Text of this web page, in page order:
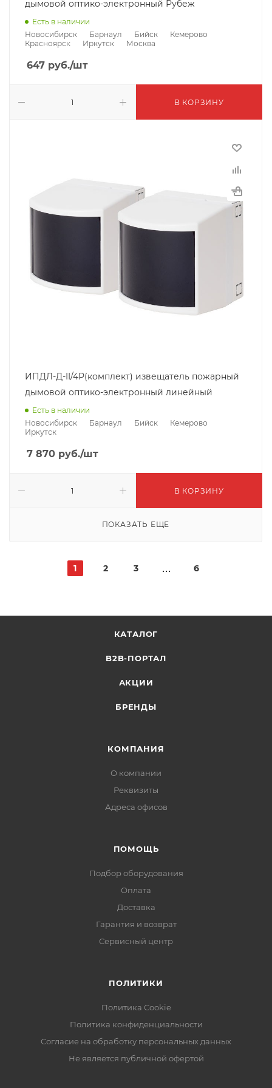
дымовой оптико-электронный Рубеж
Есть в наличии
Новосибирск
Барнаул Бийск
Кемерово
Красноярск
Иркутск Москва
647 руб./шт
В КОРЗИНУ
ИПДЛ-Д-II/4Р(комплект) извещатель пожарный
дымовой оптико-электронный линейный
Есть в наличии
Новосибирск
Барнаул Бийск
Кемерово
Иркутск
7 870 руб./шт
В КОРЗИНУ
ПОКАЗАТЬ ЕЩЕ
1 2 3 6
КАТАЛОГ
B2B-ПОРТАЛ
АКЦИИ
БРЕНДЫ
КОМПАНИЯ
О компании
Реквизиты
Адреса офисов
ПОМОЩЬ
Подбор оборудования
Оплата
Доставка
Гарантия и возврат
Сервисный центр
ПОЛИТИКИ
Политика Cookie
Политика конфиденциальности
Согласие на обработку персональных данных
Не является публичной офертой